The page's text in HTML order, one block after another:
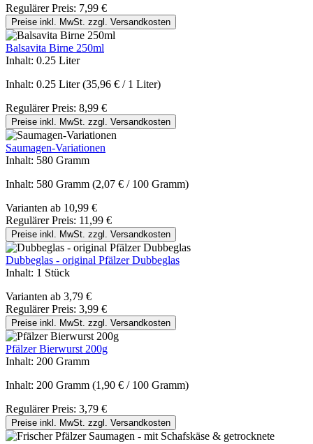
Regulärer Preis: 7,99 €
Preise inkl. MwSt. zzgl. Versandkosten
Balsavita Birne 250ml
Inhalt: 0.25 Liter
Inhalt: 0.25 Liter(35,96 € / 1 Liter)
Regulärer Preis: 8,99 €
Preise inkl. MwSt. zzgl. Versandkosten
Saumagen-Variationen
Inhalt: 580 Gramm
Inhalt: 580 Gramm (2,07 € / 100 Gramm)
Varianten ab 10,99 €
Regulärer Preis: 11,99 €
Preise inkl. MwSt. zzgl. Versandkosten
Dubbeglas - original Pfälzer Dubbeglas
Inhalt: 1 Stück
Varianten ab 3,79 €
Regulärer Preis: 3,99 €
Preise inkl. MwSt. zzgl. Versandkosten
Pfälzer Bierwurst 200g
Inhalt: 200 Gramm
Inhalt: 200 Gramm (1,90 € / 100 Gramm)
Regulärer Preis: 3,79 €
Preise inkl. MwSt. zzgl. Versandkosten